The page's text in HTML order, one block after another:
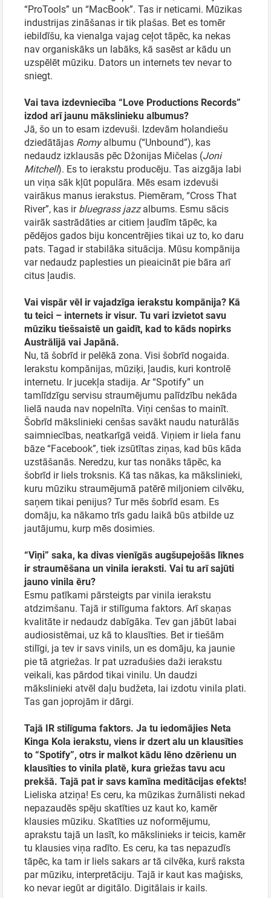
“ProTools” un “MacBook”. Tas ir neticami. Mūzikas
industrijas zināšanas ir tik plašas. Bet es tomēr
iebildīšu, ka vienalga vajag ceļot tāpēc, ka nekas
nav organiskāks un labāks, kā sasēst ar kādu un
uzspēlēt mūziku. Dators un internets tev nevar to
sniegt.
Vai tava izdevniecība “Love Productions Records”
izdod arī jaunu mākslinieku albumus?
Jā, šo un to esam izdevuši. Izdevām holandiešu
dziedātājas Romyalbumu (“Unbound”), kas
nedaudz izklausās pēc Džonijas Mičelas (Joni
Mitchell). Es to ierakstu producēju. Tas aizgāja labi
un viņa sāk kļūt populāra. Mēs esam izdevuši
vairākus manus ierakstus. Piemēram, “Cross That
River”, kas ir bluegrass jazzalbums. Esmu sācis
vairāk sastrādāties ar citiem ļaudīm tāpēc, ka
pēdējos gados biju koncentrējies tikai uz to, ko daru
pats. Tagad ir stabilāka situācija. Mūsu kompānija
var nedaudz paplesties un pieaicināt pie bāra arī
citus ļaudis.
Vai vispār vēl ir vajadzīga ierakstu kompānija? Kā
tu teici – internets ir visur. Tu vari izvietot savu
mūziku tiešsaistē un gaidīt, kad to kāds nopirks
Austrālijā vai Japānā.
Nu, tā šobrīd ir pelēkā zona. Visi šobrīd nogaida.
Ierakstu kompānijas, mūziķi, ļaudis, kuri kontrolē
internetu. Ir jucekļa stadija. Ar “Spotify” un
tamlīdzīgu servisu straumējumu palīdzību nekāda
lielā nauda nav nopelnīta. Viņi cenšas to mainīt.
Šobrīd mākslinieki cenšas savākt naudu naturālās
saimniecības, neatkarīgā veidā. Viņiem ir liela fanu
bāze “Facebook”, tiek izsūtītas ziņas, kad būs kāda
uzstāšanās. Neredzu, kur tas nonāks tāpēc, ka
šobrīd ir liels troksnis. Kā tas nākas, ka mākslinieki,
kuru mūziku straumējumā patērē miljoniem cilvēku,
saņem tikai penijus? Tur mēs šobrīd esam. Es
domāju, ka nākamo trīs gadu laikā būs atbilde uz
jautājumu, kurp mēs dosimies.
“Viņi” saka, ka divas vienīgās augšupejošās līknes
ir straumēšana un vinila ieraksti. Vai tu arī sajūti
jauno vinila ēru?
Esmu patīkami pārsteigts par vinila ierakstu
atdzimšanu. Tajā ir stilīguma faktors. Arī skaņas
kvalitāte ir nedaudz dabīgāka. Tev gan jābūt labai
audiosistēmai, uz kā to klausīties. Bet ir tiešām
stilīgi, ja tev ir savs vinils, un es domāju, ka jaunie
pie tā atgriežas. Ir pat uzradušies daži ierakstu
veikali, kas pārdod tikai vinilu. Un daudzi
mākslinieki atvēl daļu budžeta, lai izdotu vinila plati.
Tas gan joprojām ir dārgi.
Tajā IR stilīguma faktors. Ja tu iedomājies Neta
Kinga Kola ierakstu, viens ir dzert alu un klausīties
to “Spotify”, otrs ir malkot kādu lēno dzērienu un
klausīties to vinila platē, kura griežas tavu acu
prekšā. Tajā pat ir savs kamīna meditācijas efekts!
Lieliska atziņa! Es ceru, ka mūzikas žurnālisti nekad
nepazaudēs spēju skatīties uz kaut ko, kamēr
klausies mūziku. Skatīties uz noformējumu,
aprakstu tajā un lasīt, ko mākslinieks ir teicis, kamēr
tu klausies viņa radīto. Es ceru, ka tas nepazudīs
tāpēc, ka tam ir liels sakars ar tā cilvēka, kurš raksta
par mūziku, interpretāciju. Tajā ir kaut kas maģisks,
ko nevar iegūt ar digitālo. Digitālais ir kails.